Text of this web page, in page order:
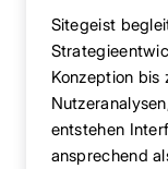
Sitegeist
Konzeption bis
entstehen
ansprechend